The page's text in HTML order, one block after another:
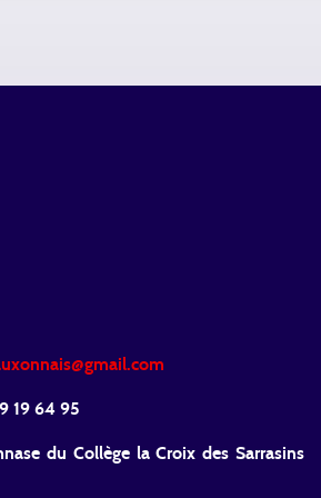
19 64 95
du Collège la Croix des Sarrasins